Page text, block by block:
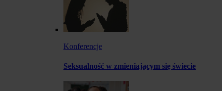
Konferencje
Seksualność w zmieniającym się świecie